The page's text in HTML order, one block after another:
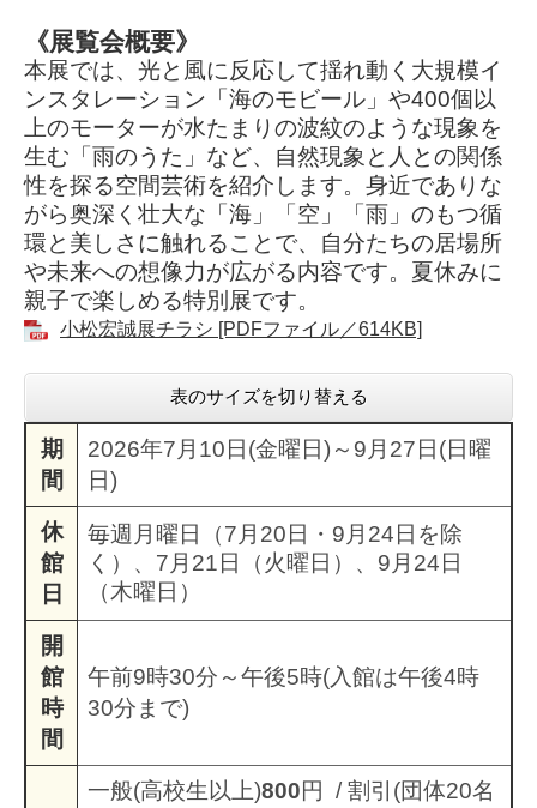
《展覧会概要》
本展では、光と風に反応して揺れ動く大規模イ
ンスタレーション「海のモビール」や400個以
上のモーターが水たまりの波紋のような現象を
生む「雨のうた」など、自然現象と人との関係
性を探る空間芸術を紹介します。身近でありな
がら奥深く壮大な「海」「空」「雨」のもつ循
環と美しさに触れることで、自分たちの居場所
や未来への想像力が広がる内容です。夏休みに
親子で楽しめる特別展です。
小松宏誠展チラシ [PDFファイル／614KB]
表のサイズを切り替える
期
間
2026年7月10日(金曜日)～9月27日(日曜
日)
休
館
日
毎週月曜日（7月20日・9月24日を除
く）、7月21日（火曜日）、9月24日
（木曜日）
開
館
時
間
午前9時30分～午後5時(入館は午後4時
30分まで)
一般(高校生以上)800円 / 割引(団体20名